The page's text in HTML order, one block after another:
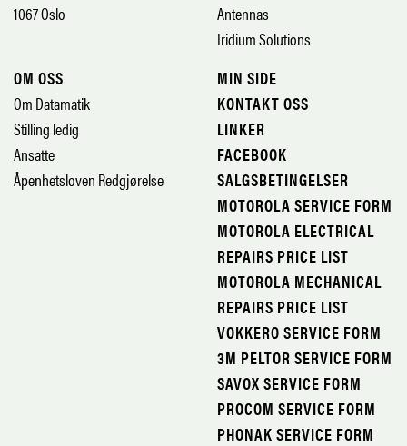
1067 Oslo
Antennas
Iridium Solutions
OM OSS
Om Datamatik
Stilling ledig
Ansatte
Åpenhetsloven Redgjørelse
MIN SIDE
KONTAKT OSS
LINKER
FACEBOOK
SALGSBETINGELSER
MOTOROLA SERVICE FORM
MOTOROLA ELECTRICAL
REPAIRS PRICE LIST
MOTOROLA MECHANICAL
REPAIRS PRICE LIST
VOKKERO SERVICE FORM
3M PELTOR SERVICE FORM
SAVOX SERVICE FORM
PROCOM SERVICE FORM
PHONAK SERVICE FORM